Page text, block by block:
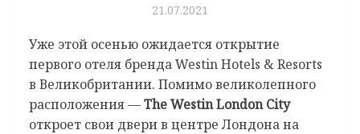
21.07.2021
Уже этой осенью ожидается открытие
первого отеля бренда Westin Hotels & Resorts
в Великобритании. Помимо великолепного
расположения —The Westin London City
откроет свои двери в центре Лондона на